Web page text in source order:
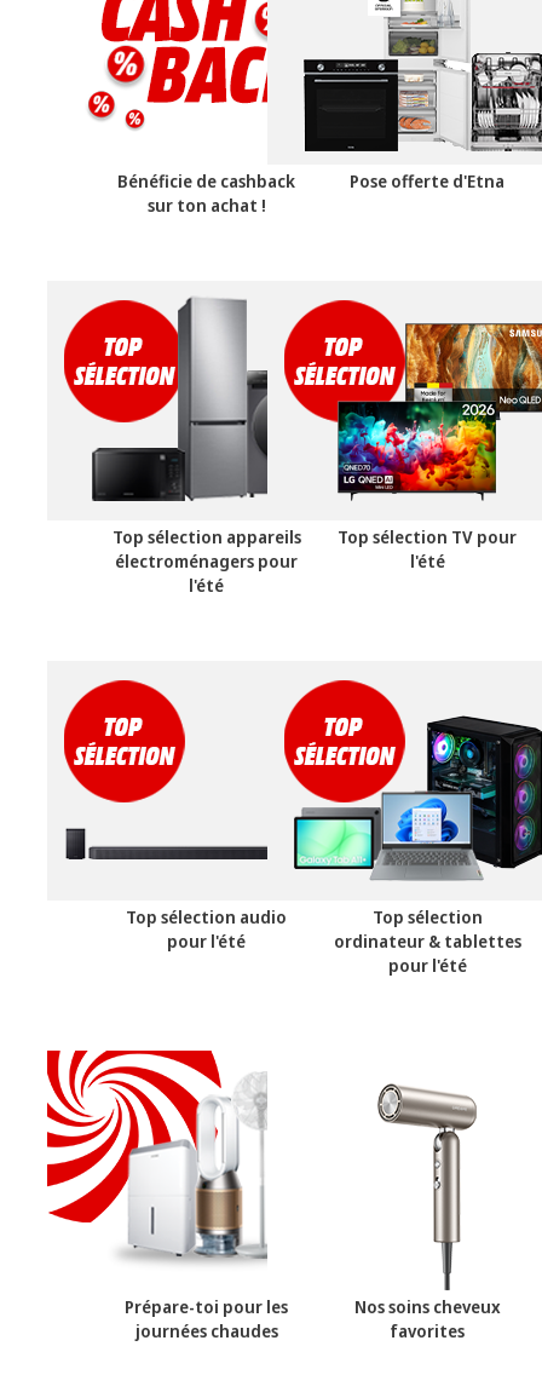
Bénéficie de cashback
sur ton achat !
Pose offerte d'Etna
Top sélection appareils
électroménagers pour
l'été
Top sélection TV pour
l'été
Top sélection audio
pour l'été
Top sélection
ordinateur & tablettes
pour l'été
Prépare-toi pour les
journées chaudes
Nos soins cheveux
favorites